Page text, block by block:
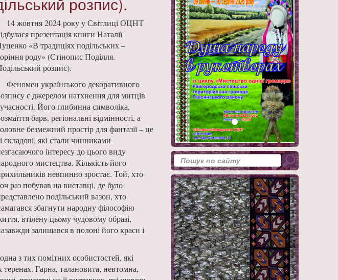
14 жовтня 2024 року у Світлиці ОЦНТ
презентація книги Наталії
«В традиціях подільських –
роду» (Стінопис Поділля.
розпис).
Феномен українського декоративного
є джерелом натхнення для митців
Його глибинна символіка,
барв, регіональні відмінності, а
безмежний простір для фантазії – це
складові, які стали чинниками
інтересу до цього виду
мистецтва. Кількість його
невпинно зростає. Той, хто
раз побував на виставці, де було
подільський вазон, хто
збагнути народну філософію
втілену цьому чудовому образі,
залишався в полоні його краси і
з тих помітних особистостей, які
теренах. Гарна, талановита, невтомна,